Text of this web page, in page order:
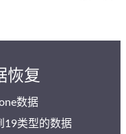
恢复
数据
19类型的数据